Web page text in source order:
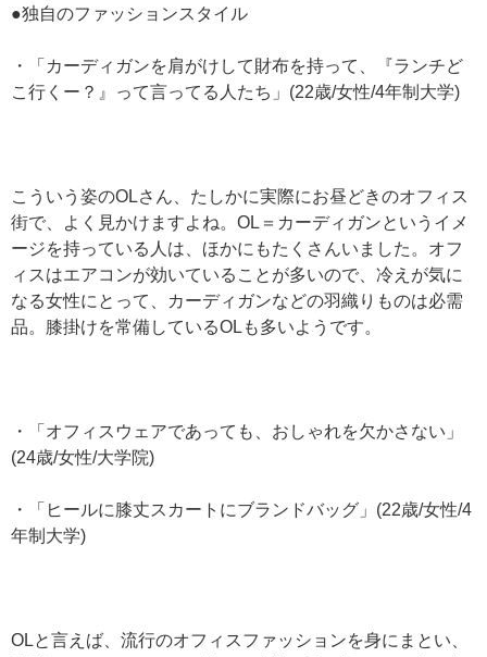
●独自のファッションスタイル
・「カーディガンを肩がけして財布を持って、『ランチど
こ行くー？』って言ってる人たち」(22歳/女性/4年制大学)
こういう姿のOLさん、たしかに実際にお昼どきのオフィス
街で、よく見かけますよね。OL＝カーディガンというイメ
ージを持っている人は、ほかにもたくさんいました。オフ
ィスはエアコンが効いていることが多いので、冷えが気に
なる女性にとって、カーディガンなどの羽織りものは必需
品。膝掛けを常備しているOLも多いようです。
・「オフィスウェアであっても、おしゃれを欠かさない」
(24歳/女性/大学院)
・「ヒールに膝丈スカートにブランドバッグ」(22歳/女性/4
年制大学)
OLと言えば、流行のオフィスファッションを身にまとい、